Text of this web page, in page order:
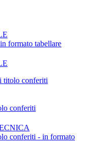
formato tabellare
titolo conferiti
conferiti
conferiti - in formato